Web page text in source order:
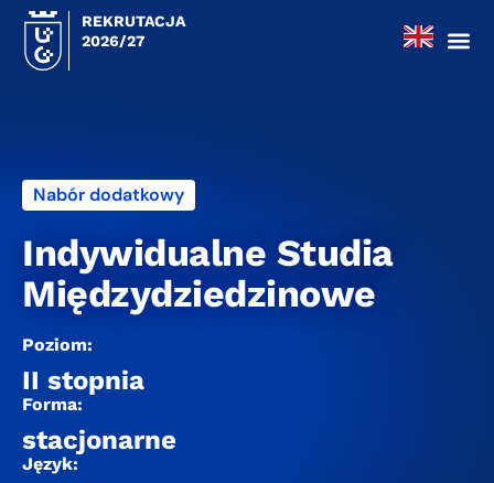
REKRUTACJA
2026/27
Nabór dodatkowy
Indywidualne Studia
Międzydziedzinowe
Poziom:
II stopnia
Forma:
stacjonarne
Język: